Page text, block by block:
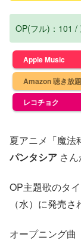
OP(フル)：101 /
Apple Music
Amazon 聴き放題
レコチョク
夏アニメ「魔法
パンタシア さん
OP主題歌のタ
（水）に発売さ
オープニング曲